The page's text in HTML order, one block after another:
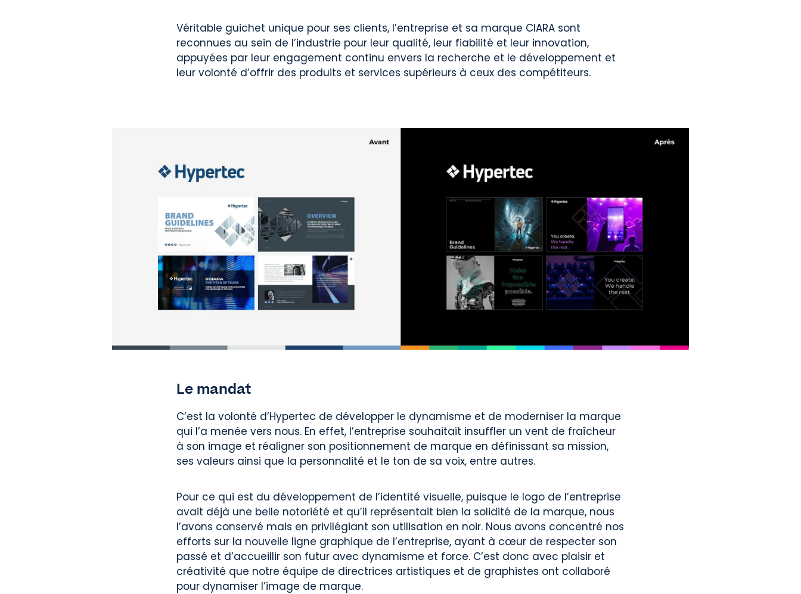
Véritable guichet unique pour ses clients, l’entreprise et sa marque CIARA sont
reconnues au sein de l’industrie pour leur qualité, leur fiabilité et leur innovation,
appuyées par leur engagement continu envers la recherche et le développement et
leur volonté d’offrir des produits et services supérieurs à ceux des compétiteurs.
Le mandat
C’est la volonté d’Hypertec de développer le dynamisme et de moderniser la marque
qui l’a menée vers nous. En effet, l’entreprise souhaitait insuffler un vent de fraîcheur
à son image et réaligner son positionnement de marque en définissant sa mission,
ses valeurs ainsi que la personnalité et le ton de sa voix, entre autres.
Pour ce qui est du développement de l’identité visuelle, puisque le logo de l’entreprise
avait déjà une belle notoriété et qu’il représentait bien la solidité de la marque, nous
l’avons conservé mais en privilégiant son utilisation en noir. Nous avons concentré nos
efforts sur la nouvelle ligne graphique de l’entreprise, ayant à cœur de respecter son
passé et d’accueillir son futur avec dynamisme et force. C’est donc avec plaisir et
créativité que notre équipe de directrices artistiques et de graphistes ont collaboré
pour dynamiser l’image de marque.